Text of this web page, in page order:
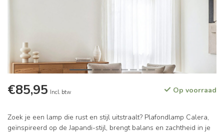
€85,95 Incl. btw Op voorraad
Zoek je een lamp die rust en stijl uitstraalt? Plafondlamp Calera,
geïnspireerd op de Japandi-stijl, brengt balans en zachtheid in je